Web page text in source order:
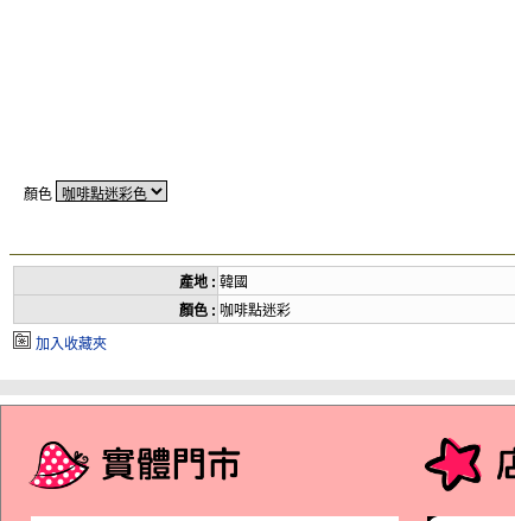
顏色
產地 : 韓國
顏色 : 咖啡點迷彩
加入收藏夾